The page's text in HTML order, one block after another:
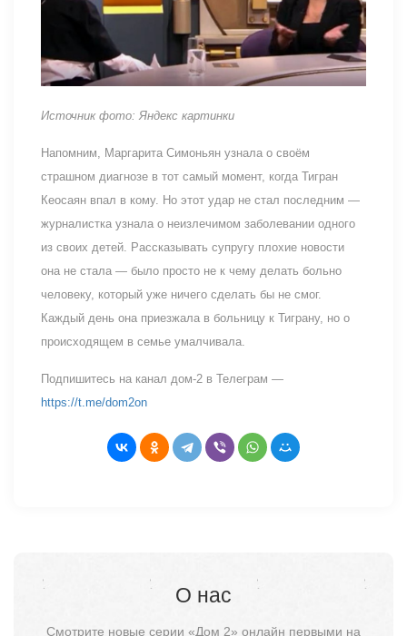
Источник фото: Яндекс картинки
Напомним, Маргарита Симоньян узнала о своём
страшном диагнозе в тот самый момент, когда Тигран
Кеосаян впал в кому. Но этот удар не стал последним —
журналистка узнала о неизлечимом заболевании одного
из своих детей. Рассказывать супругу плохие новости
она не стала — было просто не к чему делать больно
человеку, который уже ничего сделать бы не смог.
Каждый день она приезжала в больницу к Тиграну, но о
происходящем в семье умалчивала.
Подпишитесь на канал дом-2 в Телеграм —
https://t.me/dom2on
О нас
Смотрите новые серии «Дом 2» онлайн первыми на